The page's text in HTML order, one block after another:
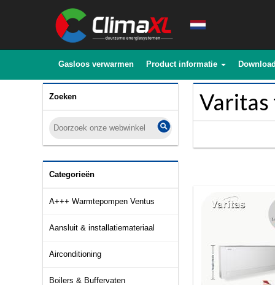
Gasloos verwarmen Product informatie
Zoeken
Categorieën
A+++ Warmtepompen Ventus
Aansluit & installatiemateriaal
Airconditioning
Boilers & Buffervaten
Varitas